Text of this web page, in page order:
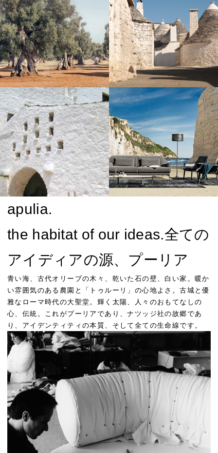
apulia.
the habitat of our ideas.全ての
アイディアの源、プーリア
青い海、古代オリーブの木々、乾いた石の壁、白い家。暖か
い雰囲気のある農園と「トゥルーリ」の心地よさ。古城と優
雅なローマ時代の大聖堂。輝く太陽、人々のおもてなしの
心、伝統。これがプーリアであり、ナツッジ社の故郷であ
り、アイデンティティの本質、そして全ての生命線です。